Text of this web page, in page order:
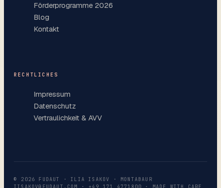
Förderprogramme 2026
Blog
Kontakt
RECHTLICHES
Impressum
Datenschutz
Vertraulichkeit & AVV
© 2026 FUDAUT · ILIA ISAKOV · MONTABAUR